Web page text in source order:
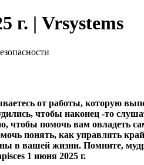
г. | Vrsystems
от работы, которую
чтобы наконец -то
чтобы помочь вам
понять, как управлять
в вашей жизни. Помните,
1 июня 2025 г.